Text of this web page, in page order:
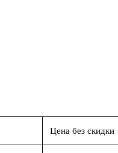
Цена без скидки